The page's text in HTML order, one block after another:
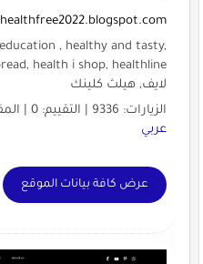
, healthy and tasty,
لايف, هيلث كلينك
الزيارات: 9336 | التقييم: 0 | المقيّمين: 0 | الدولة:
عربي
عرض كافة بيانات الموقع